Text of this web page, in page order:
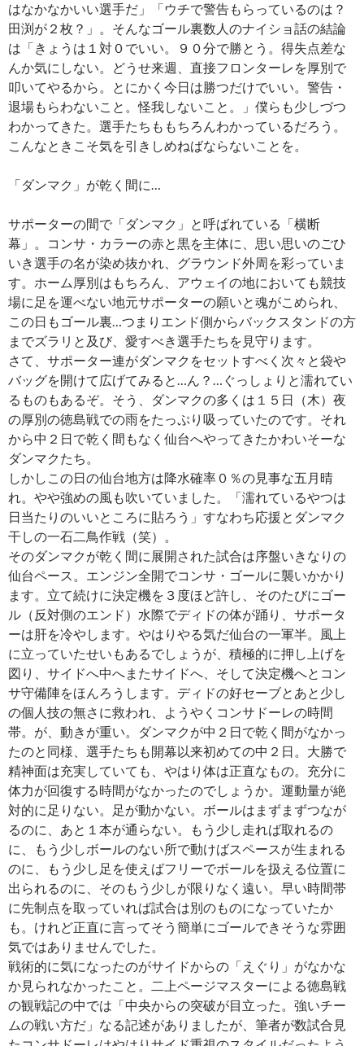
はなかなかいい選手だ」「ウチで警告もらっているのは？
田渕が２枚？」。そんなゴール裏数人のナイショ話の結論
は「きょうは１対０でいい。９０分で勝とう。得失点差な
んか気にしない。どうせ来週、直接フロンターレを厚別で
叩いてやるから。とにかく今日は勝つだけでいい。警告・
退場もらわないこと。怪我しないこと。」僕らも少しづつ
わかってきた。選手たちももちろんわかっているだろう。
こんなときこそ気を引きしめねばならないことを。
「ダンマク」が乾く間に…
サポーターの間で「ダンマク」と呼ばれている「横断
幕」。コンサ・カラーの赤と黒を主体に、思い思いのごひ
いき選手の名が染め抜かれ、グラウンド外周を彩っていま
す。ホーム厚別はもちろん、アウェイの地においても競技
場に足を運べない地元サポーターの願いと魂がこめられ、
この日もゴール裏…つまりエンド側からバックスタンドの方
までズラリと及び、愛すべき選手たちを見守ります。
さて、サポーター連がダンマクをセットすべく次々と袋や
バッグを開けて広げてみると…ん？…ぐっしょりと濡れてい
るものもあるぞ。そう、ダンマクの多くは１５日（木）夜
の厚別の徳島戦での雨をたっぷり吸っていたのです。それ
から中２日で乾く間もなく仙台へやってきたかわいそーな
ダンマクたち。
しかしこの日の仙台地方は降水確率０％の見事な五月晴
れ。やや強めの風も吹いていました。「濡れているやつは
日当たりのいいところに貼ろう」すなわち応援とダンマク
干しの一石二鳥作戦（笑）。
そのダンマクが乾く間に展開された試合は序盤いきなりの
仙台ペース。エンジン全開でコンサ・ゴールに襲いかかり
ます。立て続けに決定機を３度ほど許し、そのたびにゴー
ル（反対側のエンド）水際でディドの体が踊り、サポータ
ーは肝を冷やします。やはりやる気だ仙台の一軍半。風上
に立っていたせいもあるでしょうが、積極的に押し上げを
図り、サイドへ中へまたサイドへ、そして決定機へとコン
サ守備陣をほんろうします。ディドの好セーブとあと少し
の個人技の無さに救われ、ようやくコンサドーレの時間
帯。が、動きが重い。ダンマクが中２日で乾く間がなかっ
たのと同様、選手たちも開幕以来初めての中２日。大勝で
精神面は充実していても、やはり体は正直なもの。充分に
体力が回復する時間がなかったのでしょうか。運動量が絶
対的に足りない。足が動かない。ボールはまずまずつなが
るのに、あと１本が通らない。もう少し走れば取れるの
に、もう少しボールのない所で動けばスペースが生まれる
のに、もう少し足を使えばフリーでボールを扱える位置に
出られるのに、そのもう少しが限りなく遠い。早い時間帯
に先制点を取っていれば試合は別のものになっていたか
も。けれど正直に言ってそう簡単にゴールできそうな雰囲
気ではありませんでした。
戦術的に気になったのがサイドからの「えぐり」がなかな
か見られなかったこと。二上ページマスターによる徳島戦
の観戦記の中では「中央からの突破が目立った。強いチー
ムの戦い方だ」なる記述がありましたが、筆者が数試合見